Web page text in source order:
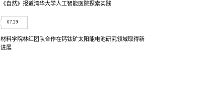
《自然》报道清华大学人工智能医院探索实践
07.29
材料学院林红团队合作在钙钛矿太阳能电池研究领域取得新
进展